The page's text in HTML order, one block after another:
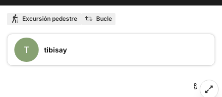
Excursión pedestre Bucle
T tibisay